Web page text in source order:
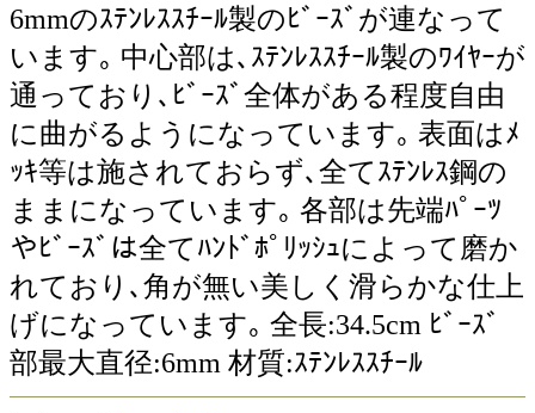
6mmのｽﾃﾝﾚｽｽﾁｰﾙ製のﾋﾞｰｽﾞが連なって
います｡ 中心部は､ｽﾃﾝﾚｽｽﾁｰﾙ製のﾜｲﾔｰが
通っており､ﾋﾞｰｽﾞ全体がある程度自由
に曲がるようになっています｡ 表面はﾒ
ｯｷ等は施されておらず､全てｽﾃﾝﾚｽ鋼の
ままになっています｡ 各部は先端ﾊﾟｰﾂ
やﾋﾞｰｽﾞは全てﾊﾝﾄﾞﾎﾟﾘｯｼｭによって磨か
れており､角が無い美しく滑らかな仕上
げになっています｡ 全長:34.5cm ﾋﾞｰｽﾞ
部最大直径:6mm 材質:ｽﾃﾝﾚｽｽﾁｰﾙ